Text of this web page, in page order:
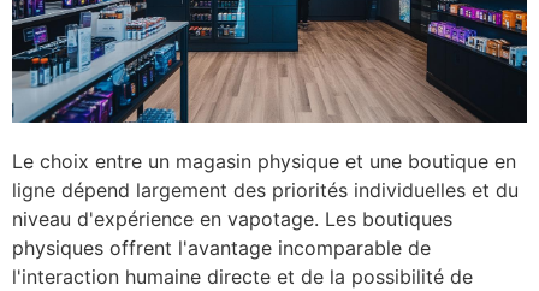
Le choix entre un magasin physique et une boutique en
ligne dépend largement des priorités individuelles et du
niveau d'expérience en vapotage. Les boutiques
physiques offrent l'avantage incomparable de
l'interaction humaine directe et de la possibilité de